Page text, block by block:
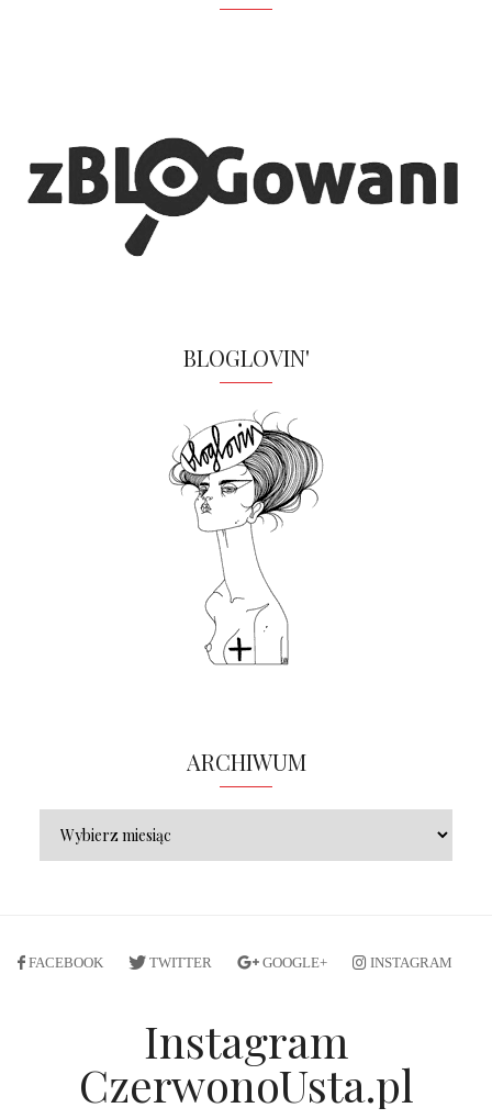
BLOGLOVIN'
ARCHIWUM
FACEBOOK TWITTER GOOGLE+ INSTAGRAM
Instagram
CzerwonoUsta.pl